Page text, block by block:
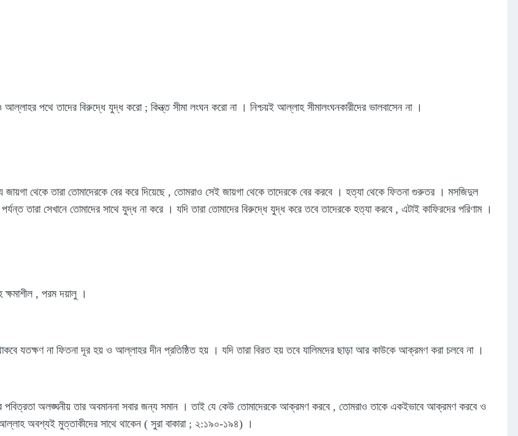
পথে তাদের বিরুদ্ধে যুদ্ধ করো ; কিন্ত্ত সীমা লংঘন করো না । নিশ্চয়ই আল্লাহ সীমালংঘনকারীদের ভালবাসেন না ।
জায়গা থেকে তারা তোমাদেরকে বের করে দিয়েছে , তোমরাও সেই জায়গা থেকে তাদেরকে বের করবে । হত্যা থেকে ফিতনা গুরুতর । মসজিদুল
তারা সেখানে তোমাদের সাথে যুদ্ধ না করে । যদি তারা তোমাদের বিরুদ্ধে যুদ্ধ করে তবে তাদেরকে হত্যা করবে , এটাই কাফিরদের পরিণাম ।
, পরম দয়ালু ।
যতক্ষণ না ফিতনা দূর হয় ও আল্লাহর দীন প্রতিষ্ঠিত হয় । যদি তারা বিরত হয় তবে যালিমদের ছাড়া আর কাউকে আক্রমণ করা চলবে না ।
পবিত্রতা অলঙ্ঘনীয় তার অবমাননা সবার জন্য সমান । তাই যে কেউ তোমাদেরকে আক্রমণ করবে , তোমরাও তাকে একইভাবে আক্রমণ করবে ও
অবশ্যই মুত্তাকীদের সাথে থাকেন ( সুরা বাকারা ; ২:১৯০-১৯৪) ।